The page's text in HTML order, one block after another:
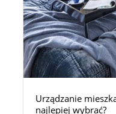
Urządzanie
najlepiej wybrać?